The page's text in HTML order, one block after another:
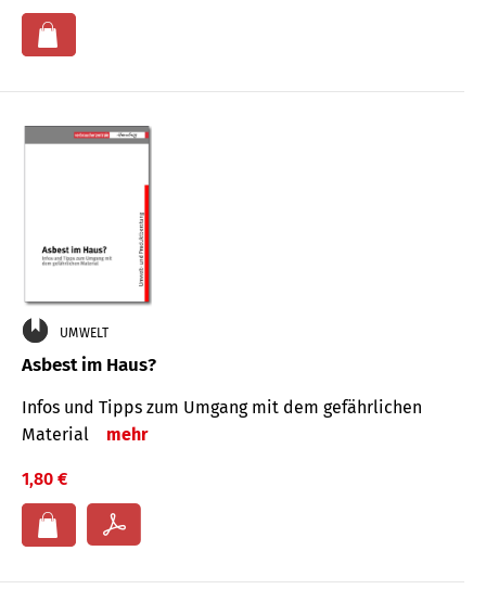
UMWELT
Asbest im Haus?
Infos und Tipps zum Um­gang mit dem ge­fähr­lichen
Mate­rial
mehr
1,80 €